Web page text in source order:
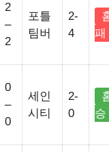
2
–
2
포틀
팀버
2-
4
패
0
–
0
세인
시티
2-
0
승